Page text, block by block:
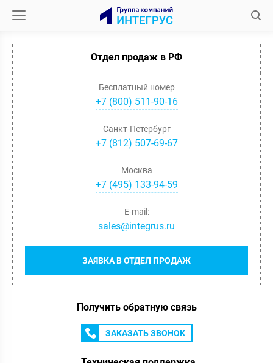
Отдел продаж в РФ
Бесплатный номер
+7 (800) 511-90-16
Санкт-Петербург
+7(812) 507-69-67
Москва
+7(495) 133-94-59
ЗАЯВКА В ОТДЕЛ ПРОДАЖ
E-mail:
sales@integrus.ru
Получить обратную связь
ЗАКАЗАТЬ ЗВОНОК